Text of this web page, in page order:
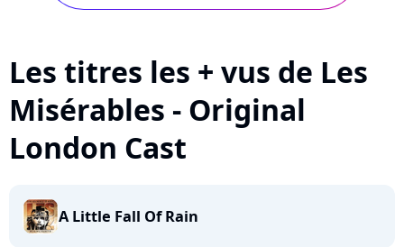
Les titres les + vus de Les
Misérables - Original
London Cast
A Little Fall Of Rain